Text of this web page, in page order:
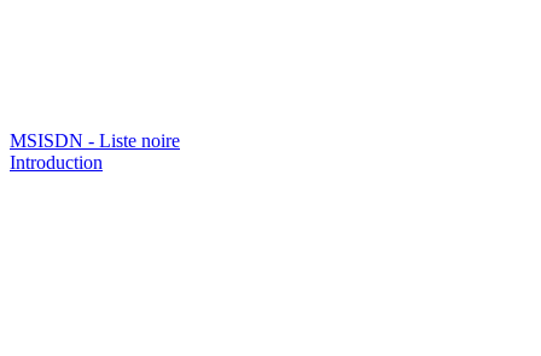
MSISDN - Liste noire
Introduction